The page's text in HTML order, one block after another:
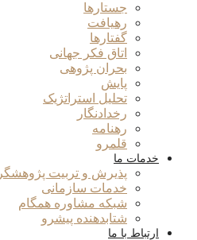
جستارها
رهیافت
گفتارها
اتاق فکر جهانی
بحران پژوهی
پایش
تحلیل استراتژیک
رخدادنگار
رهنامه
قلمرو
خدمات ما
پذیرش و تربیت پژوهشگر
خدمات سازمانی
شبکه مشاوره همگام
شتابدهنده پیشرو
ارتباط با ما